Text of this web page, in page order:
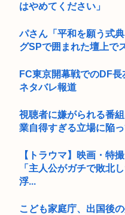
はやめてください」
パさん「平和を願う式
グSPで囲まれた壇上で
FC東京開幕戦でのDF
ネタバレ報道
視聴者に嫌がられる番
業自得すぎる立場に陥
【トラウマ】映画・特
「主人公がガチで敗北
浮...
こども家庭庁、出国後